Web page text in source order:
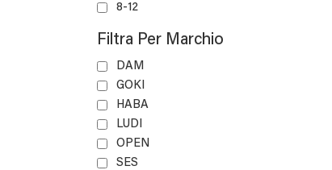
8-12
Filtra Per Marchio
DAM
GOKI
HABA
LUDI
OPEN
SES